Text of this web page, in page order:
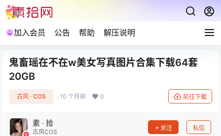
加入会员 公告 帮助 解压说明
鬼畜瑶在不在w美女写真图片合集下载64套
20GB
古风 · COS 10 个月前 0 前往下载
素 · 拾
古风COS
关注 私信